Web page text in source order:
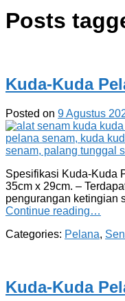
Posts
Kuda-Kuda
Posted on 9 Agustus
Spesifikasi Kuda-Kuda
35cm x 29cm. –
pengurangan ketingian
Continue reading…
Categories: Pelana,
Kuda-Kuda